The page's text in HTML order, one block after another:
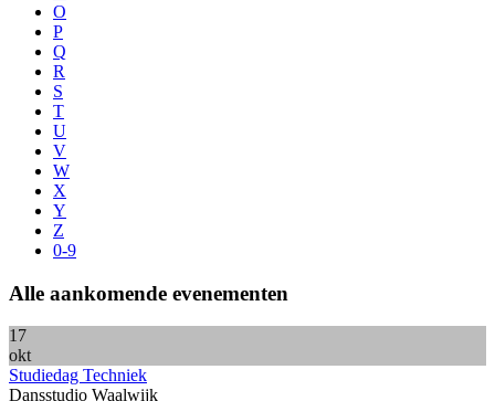
O
P
Q
R
S
T
U
V
W
X
Y
Z
0-9
Alle aankomende evenementen
17
okt
Studiedag Techniek
Dansstudio Waalwijk